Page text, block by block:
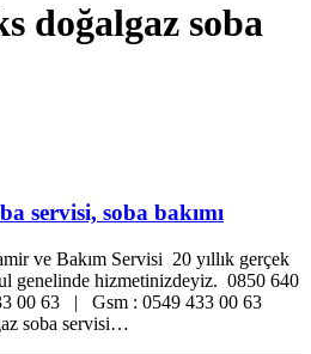
doğalgaz soba
servisi, soba bakımı
ve Bakım Servisi 20 yıllık gerçek
genelinde hizmetinizdeyiz. 0850 640
00 63 | Gsm : 0549 433 00 63
soba servisi…